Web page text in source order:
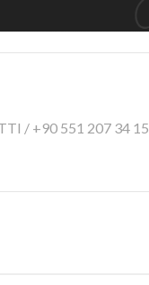
/ +90 551 207 34 15